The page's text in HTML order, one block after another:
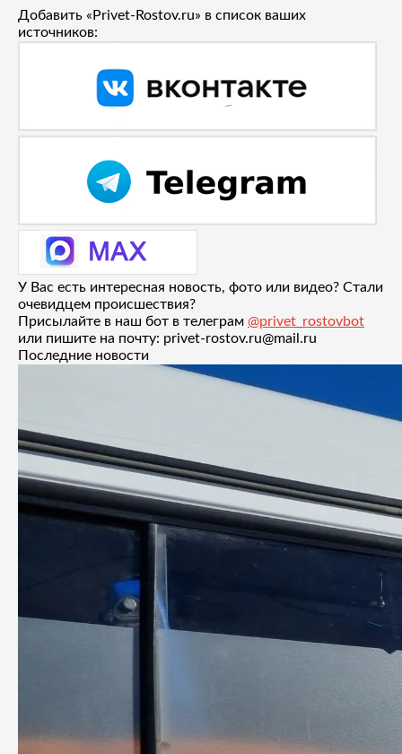
Добавить «Privet-Rostov.ru» в список ваших
источников:
У Вас есть интересная новость, фото или видео? Стали
очевидцем происшествия?
Присылайте в наш бот в телеграм @privet_rostovbot
или пишите на почту: privet-rostov.ru@mail.ru
Последние новости